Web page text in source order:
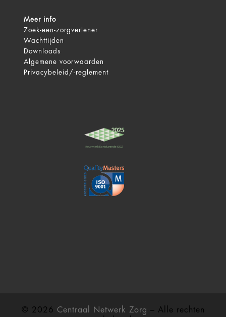
Meer info
Zoek-een-zorgverlener
Wachttijden
Downloads
Algemene voorwaarden
Privacybeleid/-reglement
© 2026 Centraal Netwerk Zorg – Alle rechten